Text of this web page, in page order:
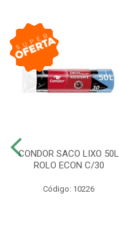
CONDOR SACO LIXO 50L
ROLO ECON C/30
Código: 10226